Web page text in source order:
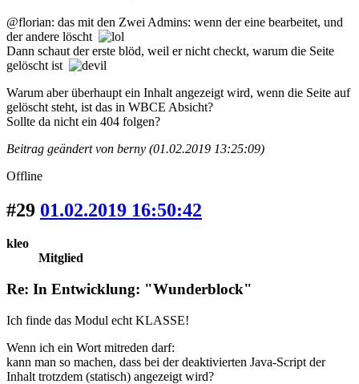
@florian: das mit den Zwei Admins: wenn der eine bearbeitet, und
der andere löscht
Dann schaut der erste blöd, weil er nicht checkt, warum die Seite
gelöscht ist
Warum aber überhaupt ein Inhalt angezeigt wird, wenn die Seite auf
gelöscht steht, ist das in WBCE Absicht?
Sollte da nicht ein 404 folgen?
Beitrag geändert von berny (01.02.2019 13:25:09)
Offline
#29 01.02.2019 16:50:42
kleo
Mitglied
Re: In Entwicklung: "Wunderblock"
Ich finde das Modul echt KLASSE!
Wenn ich ein Wort mitreden darf:
kann man so machen, dass bei der deaktivierten Java-Script der
Inhalt trotzdem (statisch) angezeigt wird?